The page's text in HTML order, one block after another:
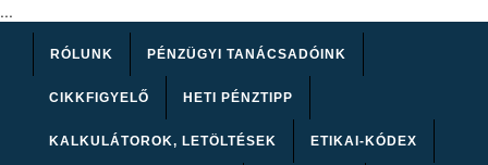
...
RÓLUNK PÉNZÜGYI TANÁCSADÓINK
CIKKFIGYELŐ HETI PÉNZTIPP
KALKULÁTOROK, LETÖLTÉSEK ETIKAI-KÓDEX